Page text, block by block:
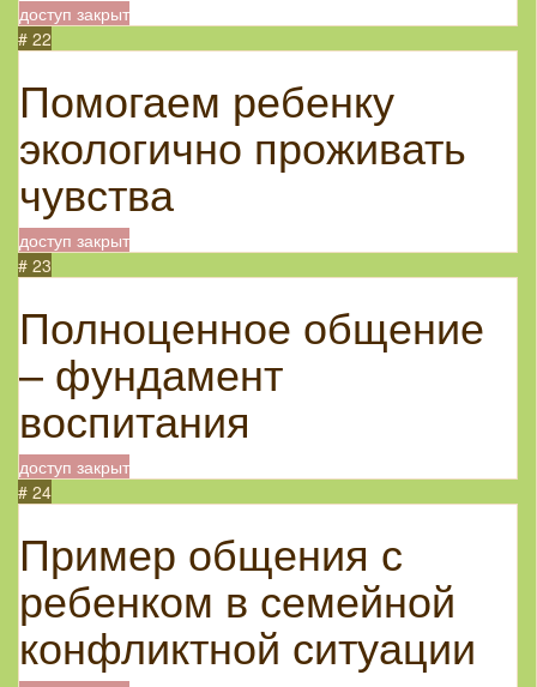
доступ закрыт
# 22
Помогаем ребенку
экологично проживать
чувства
доступ закрыт
# 23
Полноценное общение
– фундамент
воспитания
доступ закрыт
# 24
Пример общения с
ребенком в семейной
конфликтной ситуации